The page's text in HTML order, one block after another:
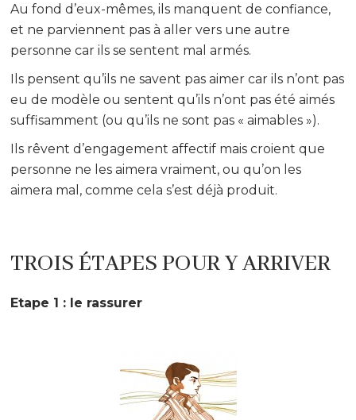
Au fond d’eux-mêmes, ils manquent de confiance,
et ne parviennent pas à aller vers une autre
personne car ils se sentent mal armés.
Ils pensent qu’ils ne savent pas aimer car ils n’ont pas
eu de modèle ou sentent qu’ils n’ont pas été aimés
suffisamment (ou qu’ils ne sont pas « aimables »).
Ils rêvent d’engagement affectif mais croient que
personne ne les aimera vraiment, ou qu’on les
aimera mal, comme cela s’est déjà produit.
TROIS ÉTAPES POUR Y ARRIVER
Etape 1 : le rassurer